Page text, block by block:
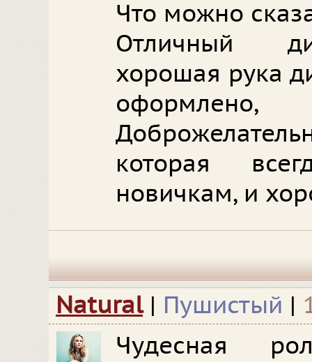
Что можно
Отличный
хорошая рука
которая
новичкам, и
Natural | Пушистый |
Чудесная